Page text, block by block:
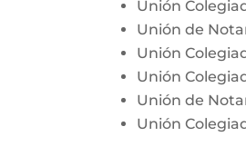
Unión
Unión de
Unión
Unión
Unión de
Unión